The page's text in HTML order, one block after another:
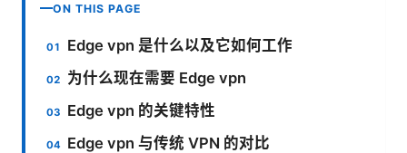
ON THIS PAGE
Edge vpn 是什么以及它如何工作
为什么现在需要 Edge vpn
Edge vpn 的关键特性
Edge vpn 与传统 VPN 的对比